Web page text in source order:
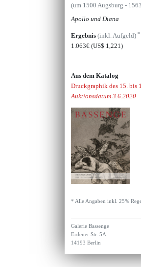
(um 1500 Augsburg -
Apollo und Diana
Ergebnis(inkl. Aufgeld)*
1.063€(US$ 1,221)
Aus dem Katalog
Druckgraphik des 15. bis
Auktionsdatum 3.6.2020
* Alle Angaben inkl. 25%
Galerie Bassenge
Erdener Str. 5A
14193 Berlin